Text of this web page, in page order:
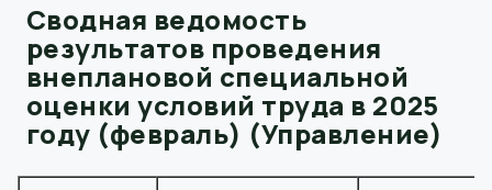
Сводная ведомость
результатов проведения
внеплановой специальной
оценки условий труда в 2025
году (февраль) (Управление)